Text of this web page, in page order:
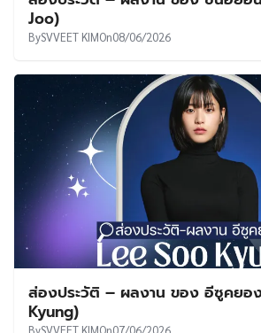
Joo)
BySVVEET KIMOn08/06/2026
ส่องประวัติ – ผลงาน ของ อีซูคยอ
Kyung)
BySVVEET KIMOn07/06/2026